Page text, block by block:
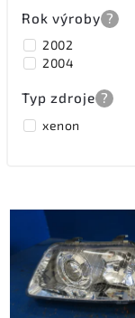
Rok výroby ?
2002
2004
Typ zdroje ?
xenon